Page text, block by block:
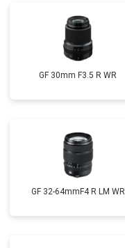
GF 30mm F3.5 R WR
GF 32-64mmF4 R LM WR